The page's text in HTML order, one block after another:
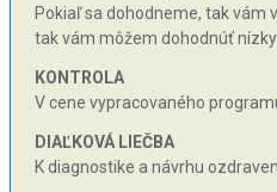
Pokiaľ sa dohodneme, tak vám
tak vám môžem dohodnúť
KONTROLA
V cene vypracovaného
DIAĽKOVÁ LIEČBA
K diagnostike a návrhu